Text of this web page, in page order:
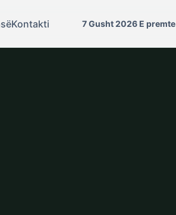
Kontakti 7 Gusht 2026 E premte